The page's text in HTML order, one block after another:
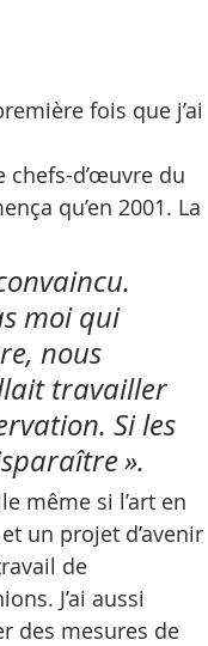
fois que j’ai
chefs-d’œuvre du
qu’en 2001. La
moi qui
nous
travailler
Si les
».
même si l’art en
un projet d’avenir
de
J’ai aussi
des mesures de